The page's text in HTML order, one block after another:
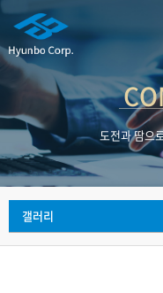
도전과 땀으
갤러리